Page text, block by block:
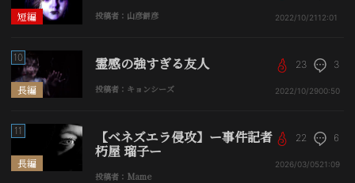
短編 投稿者：山彦餅彦 2022/10/21 12:01
長編
10 霊感の強すぎる友人
投稿者：キョンシーズ
23 3
2022/10/2900:50
長編
11 【ベネズエラ侵攻】ー事件記者
朽屋 瑠子ー
投稿者：Mame
22 6
2026/03/0521:09